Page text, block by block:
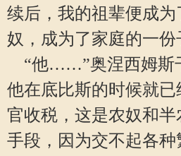
续后，我的祖辈便成为
奴，成为了家庭的一份
“他……”奥涅西姆斯
他在底比斯的时候就
官收税，这是农奴和
手段，因为交不起各